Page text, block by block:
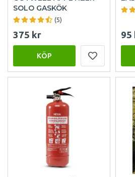
SOLO GASKÖK
(5)
375 kr
KÖP
95